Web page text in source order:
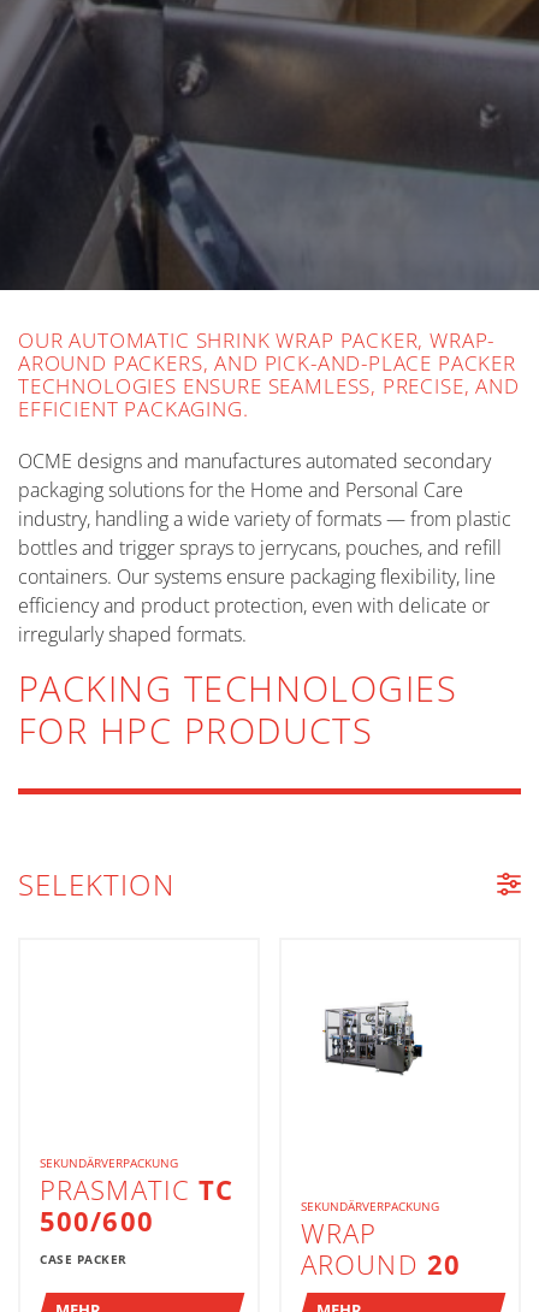
OUR AUTOMATIC SHRINK WRAP PACKER, WRAP-
AROUND PACKERS, AND PICK-AND-PLACE PACKER
TECHNOLOGIES ENSURE SEAMLESS, PRECISE, AND
EFFICIENT PACKAGING.
OCME designs and manufactures automated secondary
packaging solutions for the Home and Personal Care
industry, handling a wide variety of formats — from plastic
bottles and trigger sprays to jerrycans, pouches, and refill
containers. Our systems ensure packaging flexibility, line
efficiency and product protection, even with delicate or
irregularly shaped formats.
PACKING TECHNOLOGIES
FOR HPC PRODUCTS
SELEKTION
SEKUNDÄRVERPACKUNG
PRASMATICTC
500/600
CASE PACKER
SEKUNDÄRVERPACKUNG
WRAP
AROUND 20